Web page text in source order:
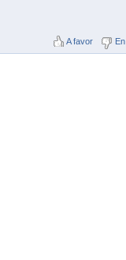
A favor